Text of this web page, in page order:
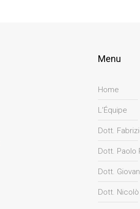
Menu
Home
L’Équipe
Dott.
Dott. Paolo
Dott.
Dott. Nicolò